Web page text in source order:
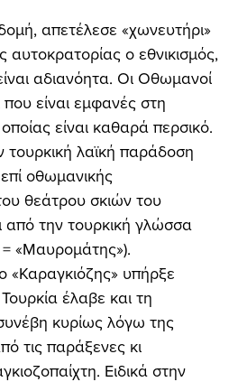
αυτοκρατορίας ο εθνικισμός,
αδιανόητα. Οι Οθωμανοί
είναι εμφανές στη
είναι καθαρά περσικό.
λαϊκή παράδοση
οθωμανικής
θεάτρου σκιών του
από την τουρκική γλώσσα
= «Μαυρομάτης»).
έλαβε και τη
κυρίως λόγω της
τις παράξενες κι
Ειδικά στην